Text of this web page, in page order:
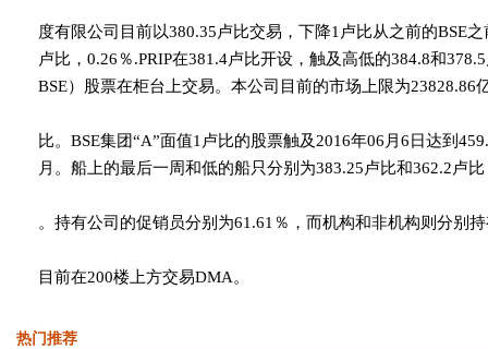
度有限公司目前以380.35卢比交易，下降1卢比从之前的BSE之
卢比，0.26％.PRIP在381.4卢比开设，触及高低的384.8和
BSE）股票在柜台上交易。本公司目前的市场上限为23828.86
比。BSE集团“A”面值1卢比的股票触及2016年06月6日达到
月。船上的最后一周和低的船只分别为383.25卢比和362.2卢比
。持有公司的促销员分别为61.61％，而机构和非机构则分别
目前在200楼上方交易DMA。
热门推荐